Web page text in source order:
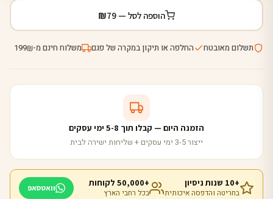
הוספה לסל — ₪79
תשלום מאובטח החלפה או תיקון במקרה של פגם משלוח חינם מ-₪
199
הזמנה היום — קבלו תוך 5-8 ימי עסקים
ייצור 3-5 ימי עסקים + שליחות ישירה לבית
+10 שנות ניסיון
בחריטה והדפסה איכותית
+50,000 לקוחות
בכל רחבי הארץ
וואטסאפ